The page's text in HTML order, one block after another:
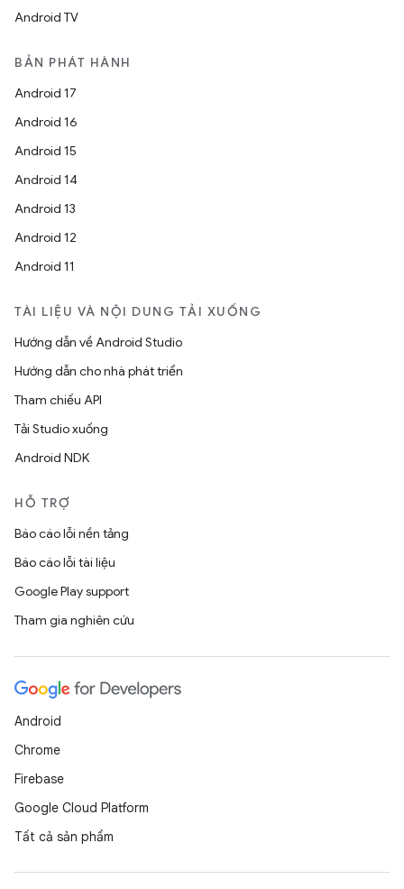
Android TV
BẢN PHÁT HÀNH
Android 17
Android 16
Android 15
Android 14
Android 13
Android 12
Android 11
TÀI LIỆU VÀ NỘI DUNG TẢI XUỐNG
Hướng dẫn về Android Studio
Hướng dẫn cho nhà phát triển
Tham chiếu API
Tải Studio xuống
Android NDK
HỖ TRỢ
Báo cáo lỗi nền tảng
Báo cáo lỗi tài liệu
Google Play support
Tham gia nghiên cứu
Android
Chrome
Firebase
Google Cloud Platform
Tất cả sản phẩm